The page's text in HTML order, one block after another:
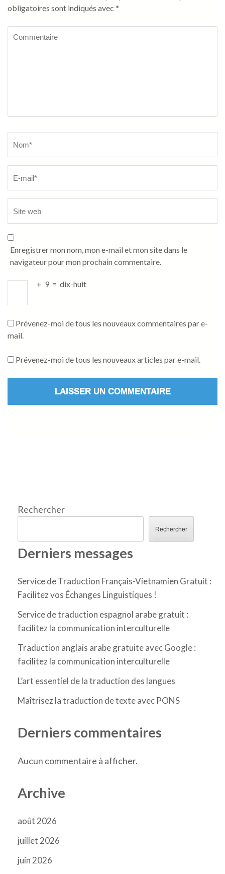
obligatoires sont indiqués avec *
Enregistrer mon nom, mon e-mail et mon site dans le
navigateur pour mon prochain commentaire.
+ 9 = dix-huit
Prévenez-moi de tous les nouveaux commentaires par e-
mail.
Prévenez-moi de tous les nouveaux articles par e-mail.
Rechercher
Rechercher
Derniers messages
Service de Traduction Français-Vietnamien Gratuit :
Facilitez vos Échanges Linguistiques !
Service de traduction espagnol arabe gratuit :
facilitez la communication interculturelle
Traduction anglais arabe gratuite avec Google :
facilitez la communication interculturelle
L’art essentiel de la traduction des langues
Maîtrisez la traduction de texte avec PONS
Derniers commentaires
Aucun commentaire à afficher.
Archive
août 2026
juillet 2026
juin 2026